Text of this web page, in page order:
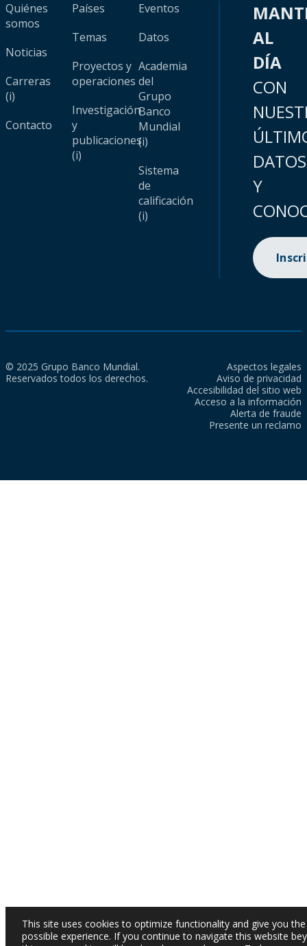
Quiénes
somos
Noticias
Carreras
(i)
Contacto
Países
Temas
Proyectos y
operaciones
Investigación
y
publicaciones
(i)
Eventos
Datos
Academia
del
Grupo
Banco
Mundial
(i)
Sistema
de
calificación
(i)
AL
DÍA
CON
DATOS
Y
© 2025 Grupo Banco Mundial.
Reservados todos los derechos.
Aspectos legales
Aviso de privacidad
Accesibilidad del sitio web
Acceso a la información
Alerta de fraude
Presente un reclamo
This site uses cookies to optimize functionality and give you
possible experience. If you continue to navigate this website